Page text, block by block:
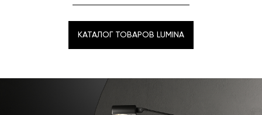
КАТАЛОГ ТОВАРОВ LUMINA